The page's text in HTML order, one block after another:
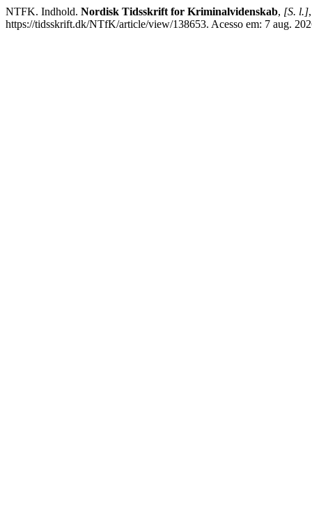
NTFK. Indhold. Nordisk Tidsskrift for Kriminalvidenskab, [S. l.]
https://tidsskrift.dk/NTfK/article/view/138653. Acesso em: 7 aug.